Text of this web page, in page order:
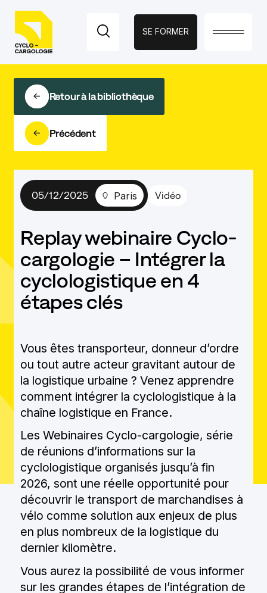
PAGES
ACCUEIL
LE PROGRAMME
ÉVÉNEMENTS
ACCOMPAGNEMENT
VERS LA
CYCLOLOGISTIQUE
FORMATION
NUMÉRIQUE
ACTUALITÉS
CONTENUS ET
RESSOURCES
BIBLIOTHÈQUE MÉDIA
QUI SOMMES-NOUS ?
CONTACT
SE FORMER
Retour à la bibliothèque
Précédent
05/12/2025 Paris Vidéo
Replay webinaire Cyclo-
cargologie – Intégrer la
cyclologistique en 4
étapes clés
Vous êtes transporteur, donneur d’ordre
ou tout autre acteur gravitant autour de
la logistique urbaine ? Venez apprendre
comment intégrer la cyclologistique à la
chaîne logistique en France.
Les Webinaires Cyclo-cargologie, série
de réunions d’informations sur la
cyclologistique organisés jusqu’à fin
2026, sont une réelle opportunité pour
découvrir le transport de marchandises à
vélo comme solution aux enjeux de plus
en plus nombreux de la logistique du
dernier kilomètre.
Vous aurez la possibilité de vous informer
sur les grandes étapes de l’intégration de